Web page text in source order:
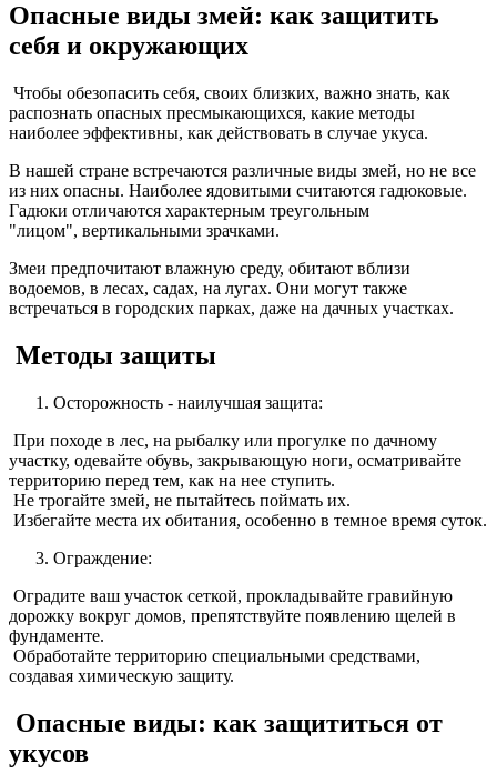
Опасные виды змей: как защитить
себя и окружающих
Чтобы обезопасить себя, своих близких, важно знать, как
распознать опасных пресмыкающихся, какие методы
наиболее эффективны, как действовать в случае укуса.
В нашей стране встречаются различные виды змей, но не все
из них опасны. Наиболее ядовитыми считаются гадюковые.
Гадюки отличаются характерным треугольным
"лицом", вертикальными зрачками.
Змеи предпочитают влажную среду, обитают вблизи
водоемов, в лесах, садах, на лугах. Они могут также
встречаться в городских парках, даже на дачных участках.
Методы защиты
Осторожность - наилучшая защита:
При походе в лес, на рыбалку или прогулке по дачному
участку, одевайте обувь, закрывающую ноги, осматривайте
территорию перед тем, как на нее ступить.
Не трогайте змей, не пытайтесь поймать их.
Избегайте места их обитания, особенно в темное время суток.
Ограждение:
Оградите ваш участок сеткой, прокладывайте гравийную
дорожку вокруг домов, препятствуйте появлению щелей в
фундаменте.
Обработайте территорию специальными средствами,
создавая химическую защиту.
Опасные виды: как защититься от
укусов